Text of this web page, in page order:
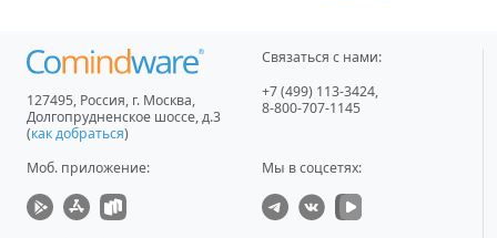
127495, Россия, г. Москва,
Долгопрудненское шоссе, д.3
(как добраться)
Связаться с нами:
+7 (499) 113-3424,
8-800-707-1145
Моб. приложение: Мы в соцсетях: